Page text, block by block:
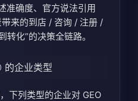
准确度、官方说法引用
来的到店 / 咨询 / 注册 /
转化”的决策全链路。
的企业类型
下列类型的企业对 GEO